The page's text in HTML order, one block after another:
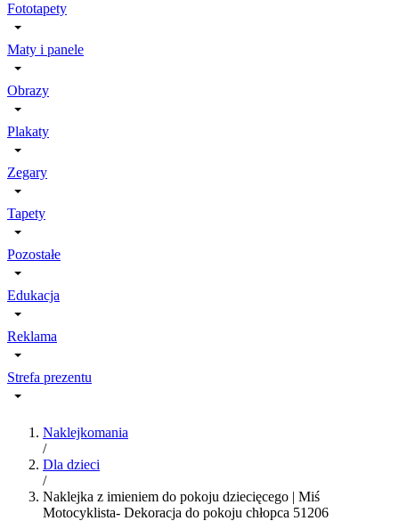
Fototapety
Maty i panele
Obrazy
Plakaty
Zegary
Tapety
Pozostałe
Edukacja
Reklama
Strefa prezentu
Naklejkomania
/
Dla dzieci
/
Naklejka z imieniem do pokoju dziecięcego | Miś
Motocyklista- Dekoracja do pokoju chłopca 51206